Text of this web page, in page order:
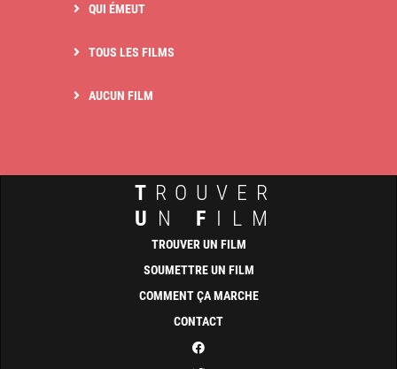
QUI ÉMEUT
TOUS LES FILMS
AUCUN FILM
T ROUVER
U N F ILM
TROUVER UN FILM
SOUMETTRE UN FILM
COMMENT ÇA MARCHE
CONTACT